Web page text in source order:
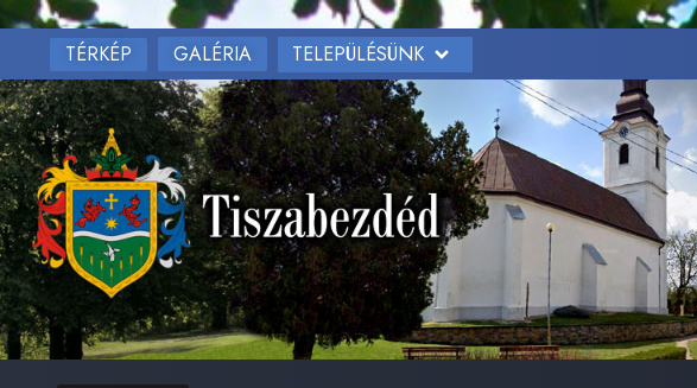
TÉRKÉP GALÉRIA TELEPÜLÉSÜNK